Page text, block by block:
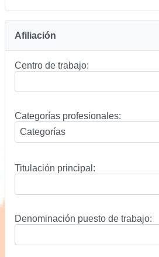
Afiliación
Centro de trabajo:
Categorías profesionales:
Titulación principal:
Denominación puesto de trabajo: